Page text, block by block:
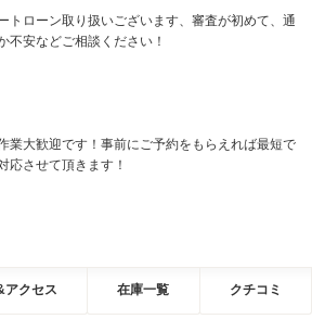
トローン取り扱いございます、審査が初めて、通
不安などご相談ください！
業大歓迎です！事前にご予約をもらえれば最短で
応させて頂きます！
アクセス 在庫一覧 クチコミ